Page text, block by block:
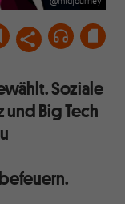
Soziale
Big Tech